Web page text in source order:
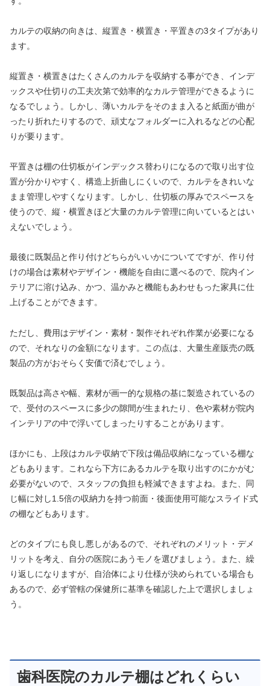
カルテの収納の向きは、縦置き・横置き・平置きの3タイプがあり
ます。
縦置き・横置きはたくさんのカルテを収納する事ができ、インデ
ックスや仕切りの工夫次第で効率的なカルテ管理ができるように
なるでしょう。しかし、薄いカルテをそのまま入ると紙面が曲が
ったり折れたりするので、頑丈なフォルダーに入れるなどの心配
りが要ります。
平置きは棚の仕切板がインデックス替わりになるので取り出す位
置が分かりやすく、構造上折曲しにくいので、カルテをきれいな
まま管理しやすくなります。しかし、仕切板の厚みでスペースを
使うので、縦・横置きほど大量のカルテ管理に向いているとはい
えないでしょう。
最後に既製品と作り付けどちらがいいかについてですが、作り付
けの場合は素材やデザイン・機能を自由に選べるので、院内イン
テリアに溶け込み、かつ、温かみと機能もあわせもった家具に仕
上げることができます。
ただし、費用はデザイン・素材・製作それぞれ作業が必要になる
ので、それなりの金額になります。この点は、大量生産販売の既
製品の方がおそらく安価で済むでしょう。
既製品は高さや幅、素材が画一的な規格の基に製造されているの
で、受付のスペースに多少の隙間が生まれたり、色や素材が院内
インテリアの中で浮いてしまったりすることがあります。
ほかにも、上段はカルテ収納で下段は備品収納になっている棚な
どもあります。これなら下方にあるカルテを取り出すのにかがむ
必要がないので、スタッフの負担も軽減できますよね。また、同
じ幅に対し1.5倍の収納力を持つ前面・後面使用可能なスライド式
の棚などもあります。
どのタイプにも良し悪しがあるので、それぞれのメリット・デメ
リットを考え、自分の医院にあうモノを選びましょう。また、繰
り返しになりますが、自治体により仕様が決められている場合も
あるので、必ず管轄の保健所に基準を確認した上で選択しましょ
う。
歯科医院のカルテ棚はどれくらい